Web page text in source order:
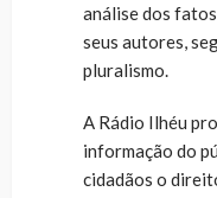
análise dos
seus autores,
pluralismo.
A Rádio Ilhéu
informação do
cidadãos o